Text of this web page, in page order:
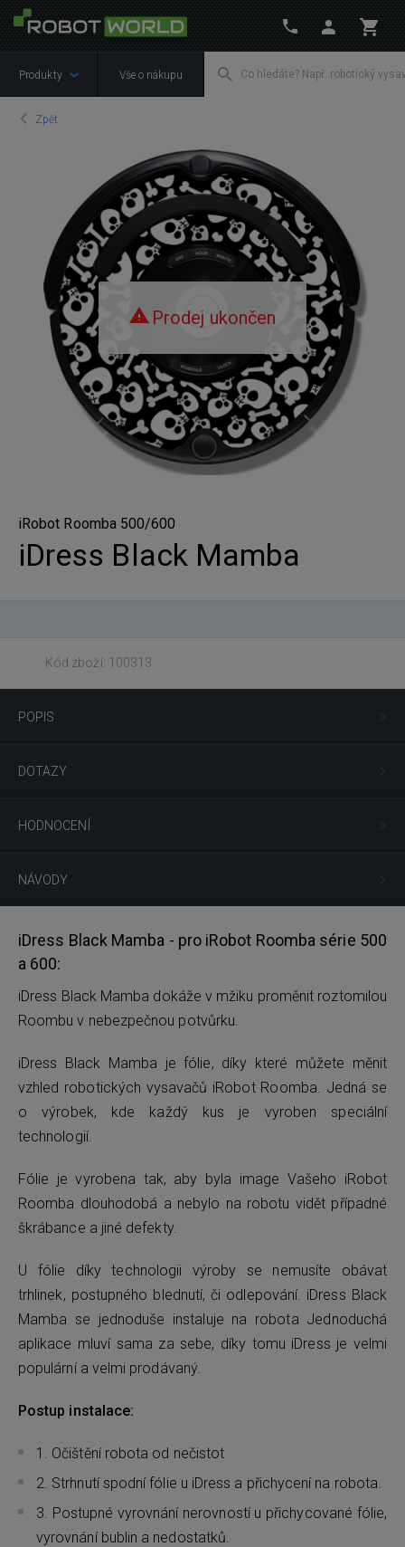
Produkty Vše o nákupu
Zpět
Prodej ukončen
iRobot Roomba 500/600
iDress Black Mamba
Kód zboží: 100313
POPIS
DOTAZY
HODNOCENÍ
NÁVODY
iDress Black Mamba - pro iRobot Roomba série 500
a 600:
iDress Black Mamba dokáže v mžiku proměnit roztomilou
Roombu v nebezpečnou potvůrku.
iDress Black Mamba je fólie, díky které můžete měnit
vzhled robotických vysavačů iRobot Roomba. Jedná se
o výrobek, kde každý kus je vyroben speciální
technologií.
Fólie je vyrobena tak, aby byla image Vašeho iRobot
Roomba dlouhodobá a nebylo na robotu vidět případné
škrábance a jiné defekty.
U fólie díky technologii výroby se nemusíte obávat
trhlinek, postupného blednutí, či odlepování. iDress Black
Mamba se jednoduše instaluje na robota Jednoduchá
aplikace mluví sama za sebe, díky tomu iDress je velmi
populární a velmi prodávaný.
Postup instalace:
1. Očištění robota od nečistot
2. Strhnutí spodní fólie u iDress a přichycení na robota.
3. Postupné vyrovnání nerovností u přichycované fólie,
vyrovnání bublin a nedostatků.